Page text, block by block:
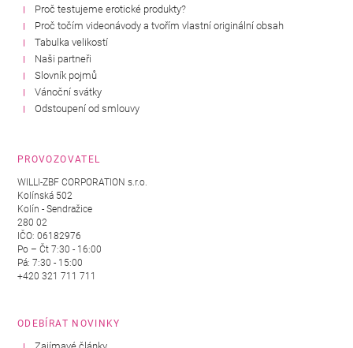
Proč testujeme erotické produkty?
Proč točím videonávody a tvořím vlastní originální obsah
Tabulka velikostí
Naši partneři
Slovník pojmů
Vánoční svátky
Odstoupení od smlouvy
PROVOZOVATEL
WILLI-ZBF CORPORATION s.r.o.
Kolínská 502
Kolín - Sendražice
280 02
IČO: 06182976
Po – Čt 7:30 - 16:00
Pá: 7:30 - 15:00
+420 321 711 711
ODEBÍRAT NOVINKY